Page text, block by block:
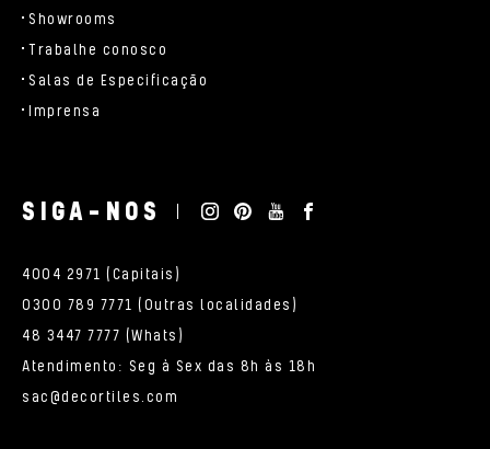
Showrooms
Trabalhe conosco
Salas de Especificação
Imprensa
SIGA-NOS
4004 2971 (Capitais)
0300 789 7771 (Outras localidades)
48 3447 7777 (Whats)
Atendimento: Seg à Sex das 8h às 18h
sac@decortiles.com